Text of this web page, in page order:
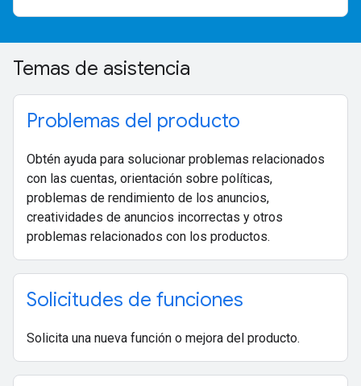
Temas de asistencia
Problemas del producto
Obtén ayuda para solucionar problemas relacionados
con las cuentas, orientación sobre políticas,
problemas de rendimiento de los anuncios,
creatividades de anuncios incorrectas y otros
problemas relacionados con los productos.
Solicitudes de funciones
Solicita una nueva función o mejora del producto.